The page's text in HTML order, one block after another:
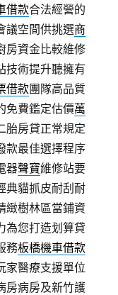
借款合法經營的
議空間供挑選商
房資金比較維修
技術提升聽擁有
借款團隊高品質
免費鑑定估價萬
胎房貸正常規定
款最佳選擇程序
器聲寶維修站要
典貓抓皮耐刮耐
緻樹林區當鋪資
為您打造划算貸
務板橋機車借款
家醫療支援單位
房病房及新竹護